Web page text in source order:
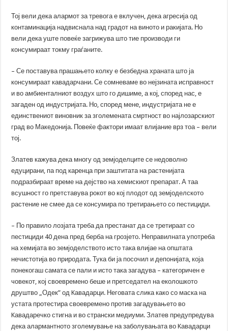
Тој вели дека алармот за тревога е вклучен, дека агресија од
контаминација надвиснала над градот на виното и ракијата. Но
вели дека уште повеќе загрижува што тие производи ги
консумираат токму граѓаните.
– Се поставува прашањето колку е безбедна храната што ја
консумираат кавадарчани. Се сомневаме во нејзината исправност
и во амбиенталниот воздух што го дишиме, а кој, според нас, е
загаден од индустријата. Но, според мене, индустријата не е
единствениот виновник за зголемената смртност во најлозарскиот
град во Македонија. Повеќе фактори имаат влијание врз тоа – вели
тој.
Златев кажува дека многу од земјоделците се недоволно
едуцирани, па под каренца при заштитата на растенијата
подразбираат време на дејство на хемискиот препарат. А таа
всушност го претставува рокот во кој плодот од земјоделското
растение не смее да се консумира по третирањето со пестициди.
– По правило лозјата треба да престанат да се третираат со
пестициди 40 дена пред берба на грозјето. Неправилната употреба
на хемијата во земјоделството исто така влијае на општата
нечистотија во природата. Тука би ја посочил и депонијата, која
понекогаш самата се пали и исто така загадува – категоричен е
човекот, кој своевремено беше и претседател на еколошкото
друштво „Одек” од Kавадарци. Неговата слика како со маска на
устата протестира своевремено против загадувањето во
Kавадаречко стигна и во странски медиуми. Златев предупредува
дека алармантното зголемување на заболувањата во Kавадарци